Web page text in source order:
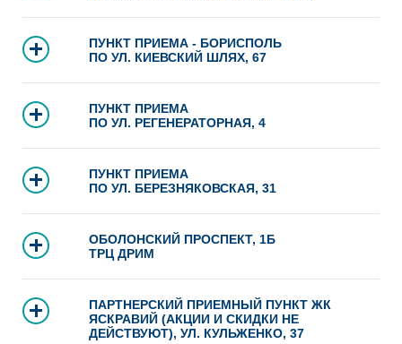
ПУНКТ ПРИЕМА - БОРИСПОЛЬ
ПО УЛ. КИЕВСКИЙ ШЛЯХ, 67
ПУНКТ ПРИЕМА
ПО УЛ. РЕГЕНЕРАТОРНАЯ, 4
ПУНКТ ПРИЕМА
ПО УЛ. БЕРЕЗНЯКОВСКАЯ, 31
ОБОЛОНСКИЙ ПРОСПЕКТ, 1Б
ТРЦ ДРИМ
ПАРТНЕРСКИЙ ПРИЕМНЫЙ ПУНКТ ЖК
ЯСКРАВИЙ (АКЦИИ И СКИДКИ НЕ
ДЕЙСТВУЮТ), УЛ. КУЛЬЖЕНКО, 37